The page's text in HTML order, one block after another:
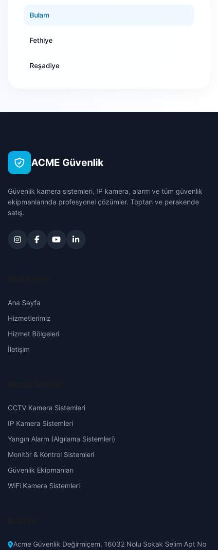
Bitlis
Bolu
Burdur
Çorum
Denizli
Edirne
Erzurum
Hakkari
Isparta
İzmir
Bulam
Fethiye
Reşadiye
ACME Güvenlik
Güvenlik kamera sistemleri, IP kamera, alarm ve tüm güvenlik
ekipmanlarında profesyonel çözümler. Toptan ve perakende
satış.
Ana Sayfa
Hizmetlerimiz
Hizmet Bölgeleri
İletişim
CCTV Kamera Sistemleri
IP Kamera Sistemleri
Yangın Alarm (Algılama Sistemleri)
Monitör & Kontrol Sistemleri
Güvenlik Ekipmanları
WiFi Kamera Sistemleri
Acme Güvenlik Değirmiçem, 16032 Nolu Sokak Selim Apt No